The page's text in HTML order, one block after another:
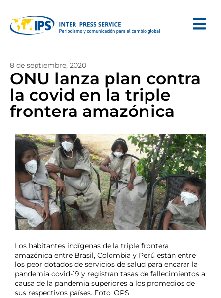
8 de septiembre, 2020
ONU lanza plan contra
la covid en la triple
frontera amazónica
Los habitantes indígenas de la triple frontera
amazónica entre Brasil, Colombia y Perú están entre
los peor dotados de servicios de salud para encarar la
pandemia covid-19 y registran tasas de fallecimientos a
causa de la pandemia superiores a los promedios de
sus respectivos países. Foto: OPS